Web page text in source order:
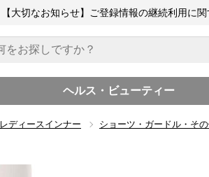
【大切なお知らせ】ご登録情報の継続利用に
ヘルス・ビューティー
レディースインナー ショーツ・ガードル・そ